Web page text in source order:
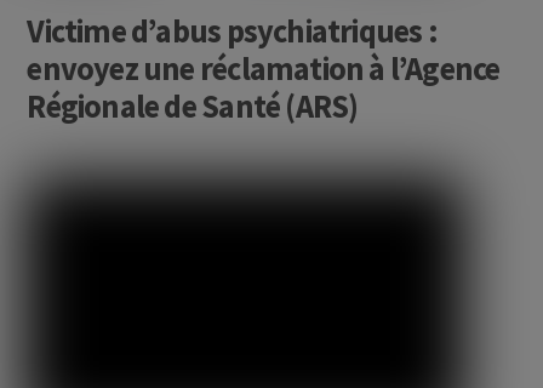
Victime d’abus psychiatriques :
envoyez une réclamation à l’Agence
Régionale de Santé (ARS)